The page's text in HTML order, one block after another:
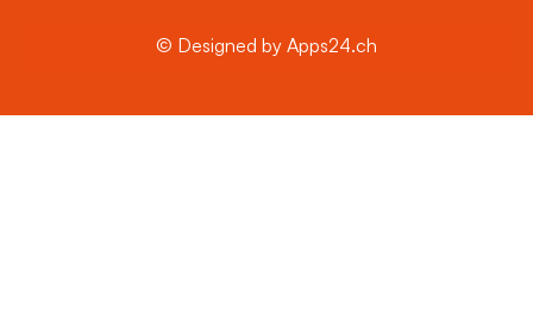
© Designed by Apps24.ch